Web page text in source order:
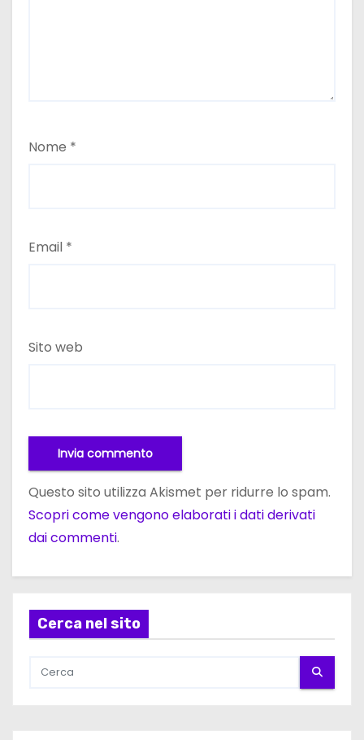
Nome *
Email *
Sito web
Questo sito utilizza Akismet per ridurre lo spam.
Scopri come vengono elaborati i dati derivati
dai commenti.
Cerca nel sito